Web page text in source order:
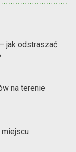
jak odstraszać
na terenie